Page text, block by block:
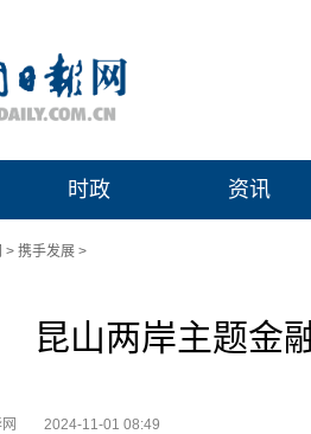
时政 资讯
> 携手发展 >
昆山两岸主题金
2024-11-01 08:49